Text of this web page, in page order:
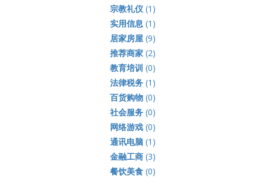
宗教礼仪(1)
实用信息(1)
居家房屋(9)
推荐商家(2)
教育培训 (0)
法律税务(1)
百货购物(0)
社会服务(0)
网络游戏(0)
通讯电脑(1)
金融工商(3)
餐饮美食(0)